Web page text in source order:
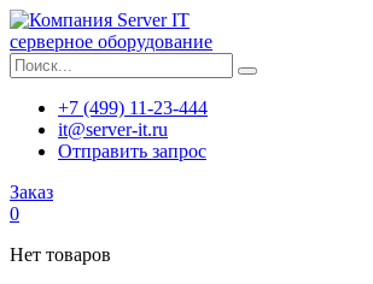
серверное оборудование
+7 (499) 11-23-444
it@server-it.ru
Отправить запрос
Заказ
0
Нет товаров